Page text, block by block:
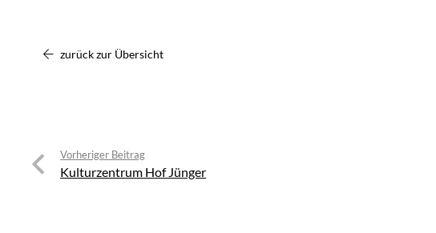
zurück zur Übersicht
Vorheriger Beitrag
Kulturzentrum Hof Jünger